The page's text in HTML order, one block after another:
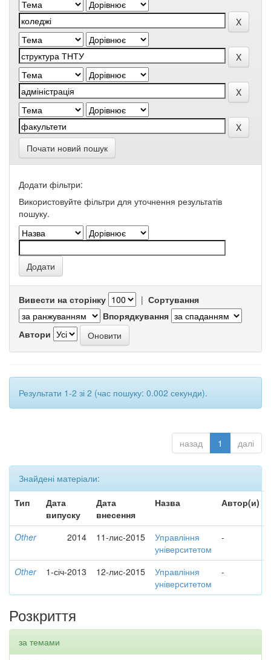
Почати новий пошук
Додати фільтри:
Використовуйте фільтри для уточнення результатів
пошуку.
Вивести на сторінку | Сортування
Впорядкування
Автори
Результати 1-2 зі 2 (час пошуку: 0.002 секунди).
назад 1 далі
Знайдені матеріали:
Тип
Дата
випуску
Дата
внесення
Назва Автор(и)
Other 2014 11-лис-2015
Управління
університетом
-
Other 1-січ-2013 12-лис-2015
Управління
університетом
-
Розкриття
за темами